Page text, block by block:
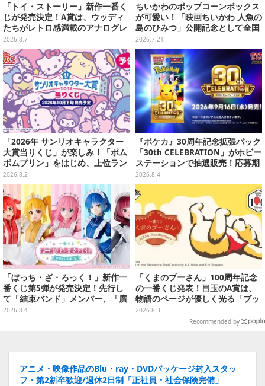
「トイ・ストーリー」新作一番く
じが発売決定！A賞は、ウッディ
たちがレトロ感満載のアナログレ
コード上を走る姿で立体化
2026.8.7
ちいかわのポップコーンボックス
が可愛い！「映画ちいかわ 人魚の
島のひみつ」公開記念として全国
劇場で販売決定、セイレーンドリ
ンクカップホルダーも
2026.7.21
「2026年 サンリオキャラクター
大賞当りくじ」が楽しみ！「ポム
ポムプリン」をはじめ、上位ラン
クインが登場するスペシャル企画
2026.8.2
『ポケカ』30周年記念拡張パック
「30th CELEBRATION」がホビー
ステーションで抽選販売！応募期
間は8月6日23時59分まで
2026.8.4
「ぼっち・ざ・ろっく！」新作一
番くじ第5弾が発売決定！先行し
て「結束バンド」メンバー、「廣
井きくり」のメイド衣装フィギュ
2026.8.4
「くまのプーさん」100周年記念
の一番くじ発表！目玉のA賞は、
物語のページが優しく光る「ブッ
クシェイプドライト」
2026.8.3
Recommended by
アニメ・映像作品のBlu・ray・DVDパッケージ封入スタッ
フ・第2新卒歓迎/週休2日制「正社員・社会保険完備」